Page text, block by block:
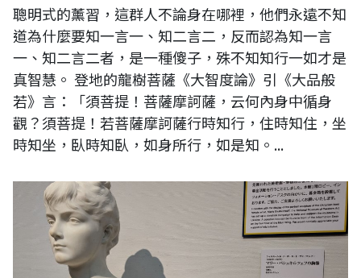
聰明式的薰習，這群人不論身在哪裡，他們永遠不知
道為什麼要知一言一、知二言二，反而認為知一言
一、知二言二者，是一種傻子，殊不知知行一如才是
真智慧。 登地的龍樹菩薩《大智度論》引《大品般
若》言：「須菩提！菩薩摩訶薩，云何內身中循身
觀？須菩提！若菩薩摩訶薩行時知行，住時知住，坐
時知坐，臥時知臥，如身所行，如是知。...